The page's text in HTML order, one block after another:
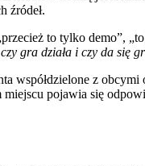
źródeł.
to tylko demo”,
czy gra działa i czy da się
współdzielone z
miejscu pojawia się